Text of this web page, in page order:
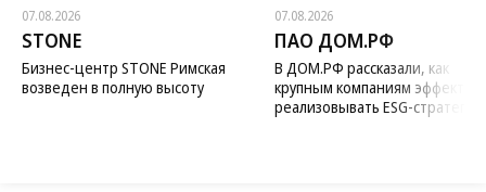
07.08.2026
STONE
Бизнес-центр STONE Римская
возведен в полную высоту
07.08.2026
ПАО ДОМ.РФ
В ДОМ.РФ рассказали, как
крупным компаниям
реализовывать ESG-стратегию